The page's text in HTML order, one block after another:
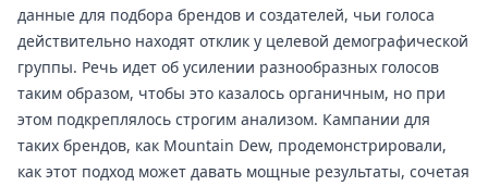
данные для подбора брендов и создателей, чьи голоса
действительно находят отклик у целевой демографической
группы. Речь идет об усилении разнообразных голосов
таким образом, чтобы это казалось органичным, но при
этом подкреплялось строгим анализом. Кампании для
таких брендов, как Mountain Dew, продемонстрировали,
как этот подход может давать мощные результаты, сочетая